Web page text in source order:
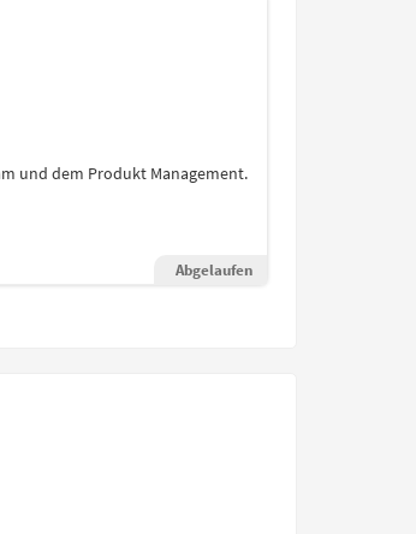
und dem Produkt Management.
Abgelaufen